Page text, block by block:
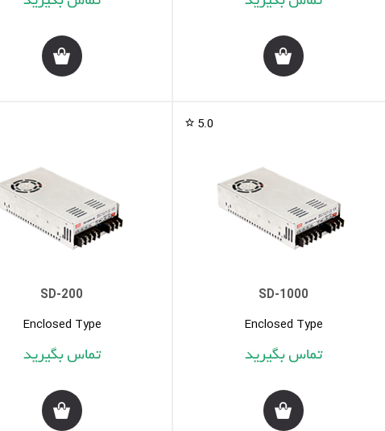
5.0
SD-1000
Enclosed Type
SD-200
Enclosed Type